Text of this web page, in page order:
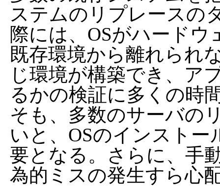
ステムのリプレースの
際には、OSがハード
既存環境から離れられ
じ環境が構築でき、ア
るかの検証に多くの時
そも、多数のサーバの
いと、OSのインスト
要となる。さらに、手
為的ミスの発生すら心